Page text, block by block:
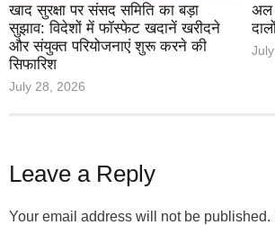
खाद सुरक्षा पर संसद समिति का बड़ा
सुझाव: विदेशों में फॉस्फेट खदानें खरीदने
और संयुक्त परियोजनाएं शुरू करने की
सिफारिश
July 28, 2026
अल
Leave a Reply
Your email address will not be published.